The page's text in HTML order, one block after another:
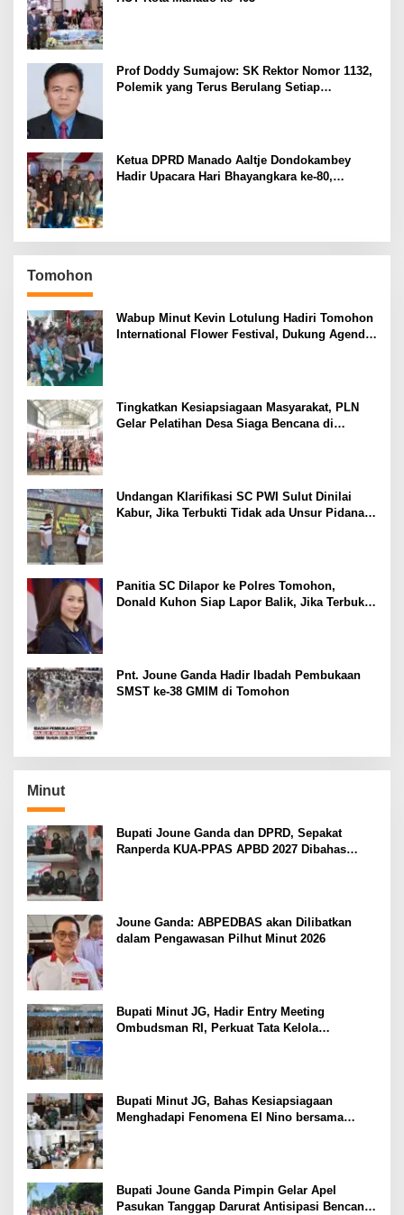
Prof Doddy Sumajow: SK Rektor Nomor 1132,
Polemik yang Terus Berulang Setiap
Ketua DPRD Manado Aaltje Dondokambey
Hadir Upacara Hari Bhayangkara ke-80,
Tomohon
Wabup Minut Kevin Lotulung Hadiri Tomohon
International Flower Festival, Dukung Agenda
Tingkatkan Kesiapsiagaan Masyarakat, PLN
Gelar Pelatihan Desa Siaga Bencana di
Undangan Klarifikasi SC PWI Sulut Dinilai
Kabur, Jika Terbukti Tidak ada Unsur Pidana
Panitia SC Dilapor ke Polres Tomohon,
Donald Kuhon Siap Lapor Balik, Jika Terbukti
Pnt. Joune Ganda Hadir Ibadah Pembukaan
SMST ke-38 GMIM di Tomohon
Minut
Bupati Joune Ganda dan DPRD, Sepakat
Ranperda KUA-PPAS APBD 2027 Dibahas
Joune Ganda: ABPEDBAS akan Dilibatkan
dalam Pengawasan Pilhut Minut 2026
Bupati Minut JG, Hadir Entry Meeting
Ombudsman RI, Perkuat Tata Kelola
Bupati Minut JG, Bahas Kesiapsiagaan
Menghadapi Fenomena El Nino bersama
Bupati Joune Ganda Pimpin Gelar Apel
Pasukan Tanggap Darurat Antisipasi Bencana